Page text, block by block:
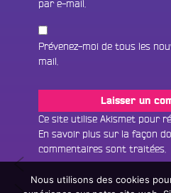
par e-mail.
Prévenez-moi de tous les
mail.
Ce site utilise Akismet pour
En savoir plus sur la façon
commentaires sont traitées.
Navigation
Autant
chercher
Écouter le direct
Nous utilisons des cookies